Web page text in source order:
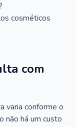
cosméticos
com
varia conforme o
não há um custo